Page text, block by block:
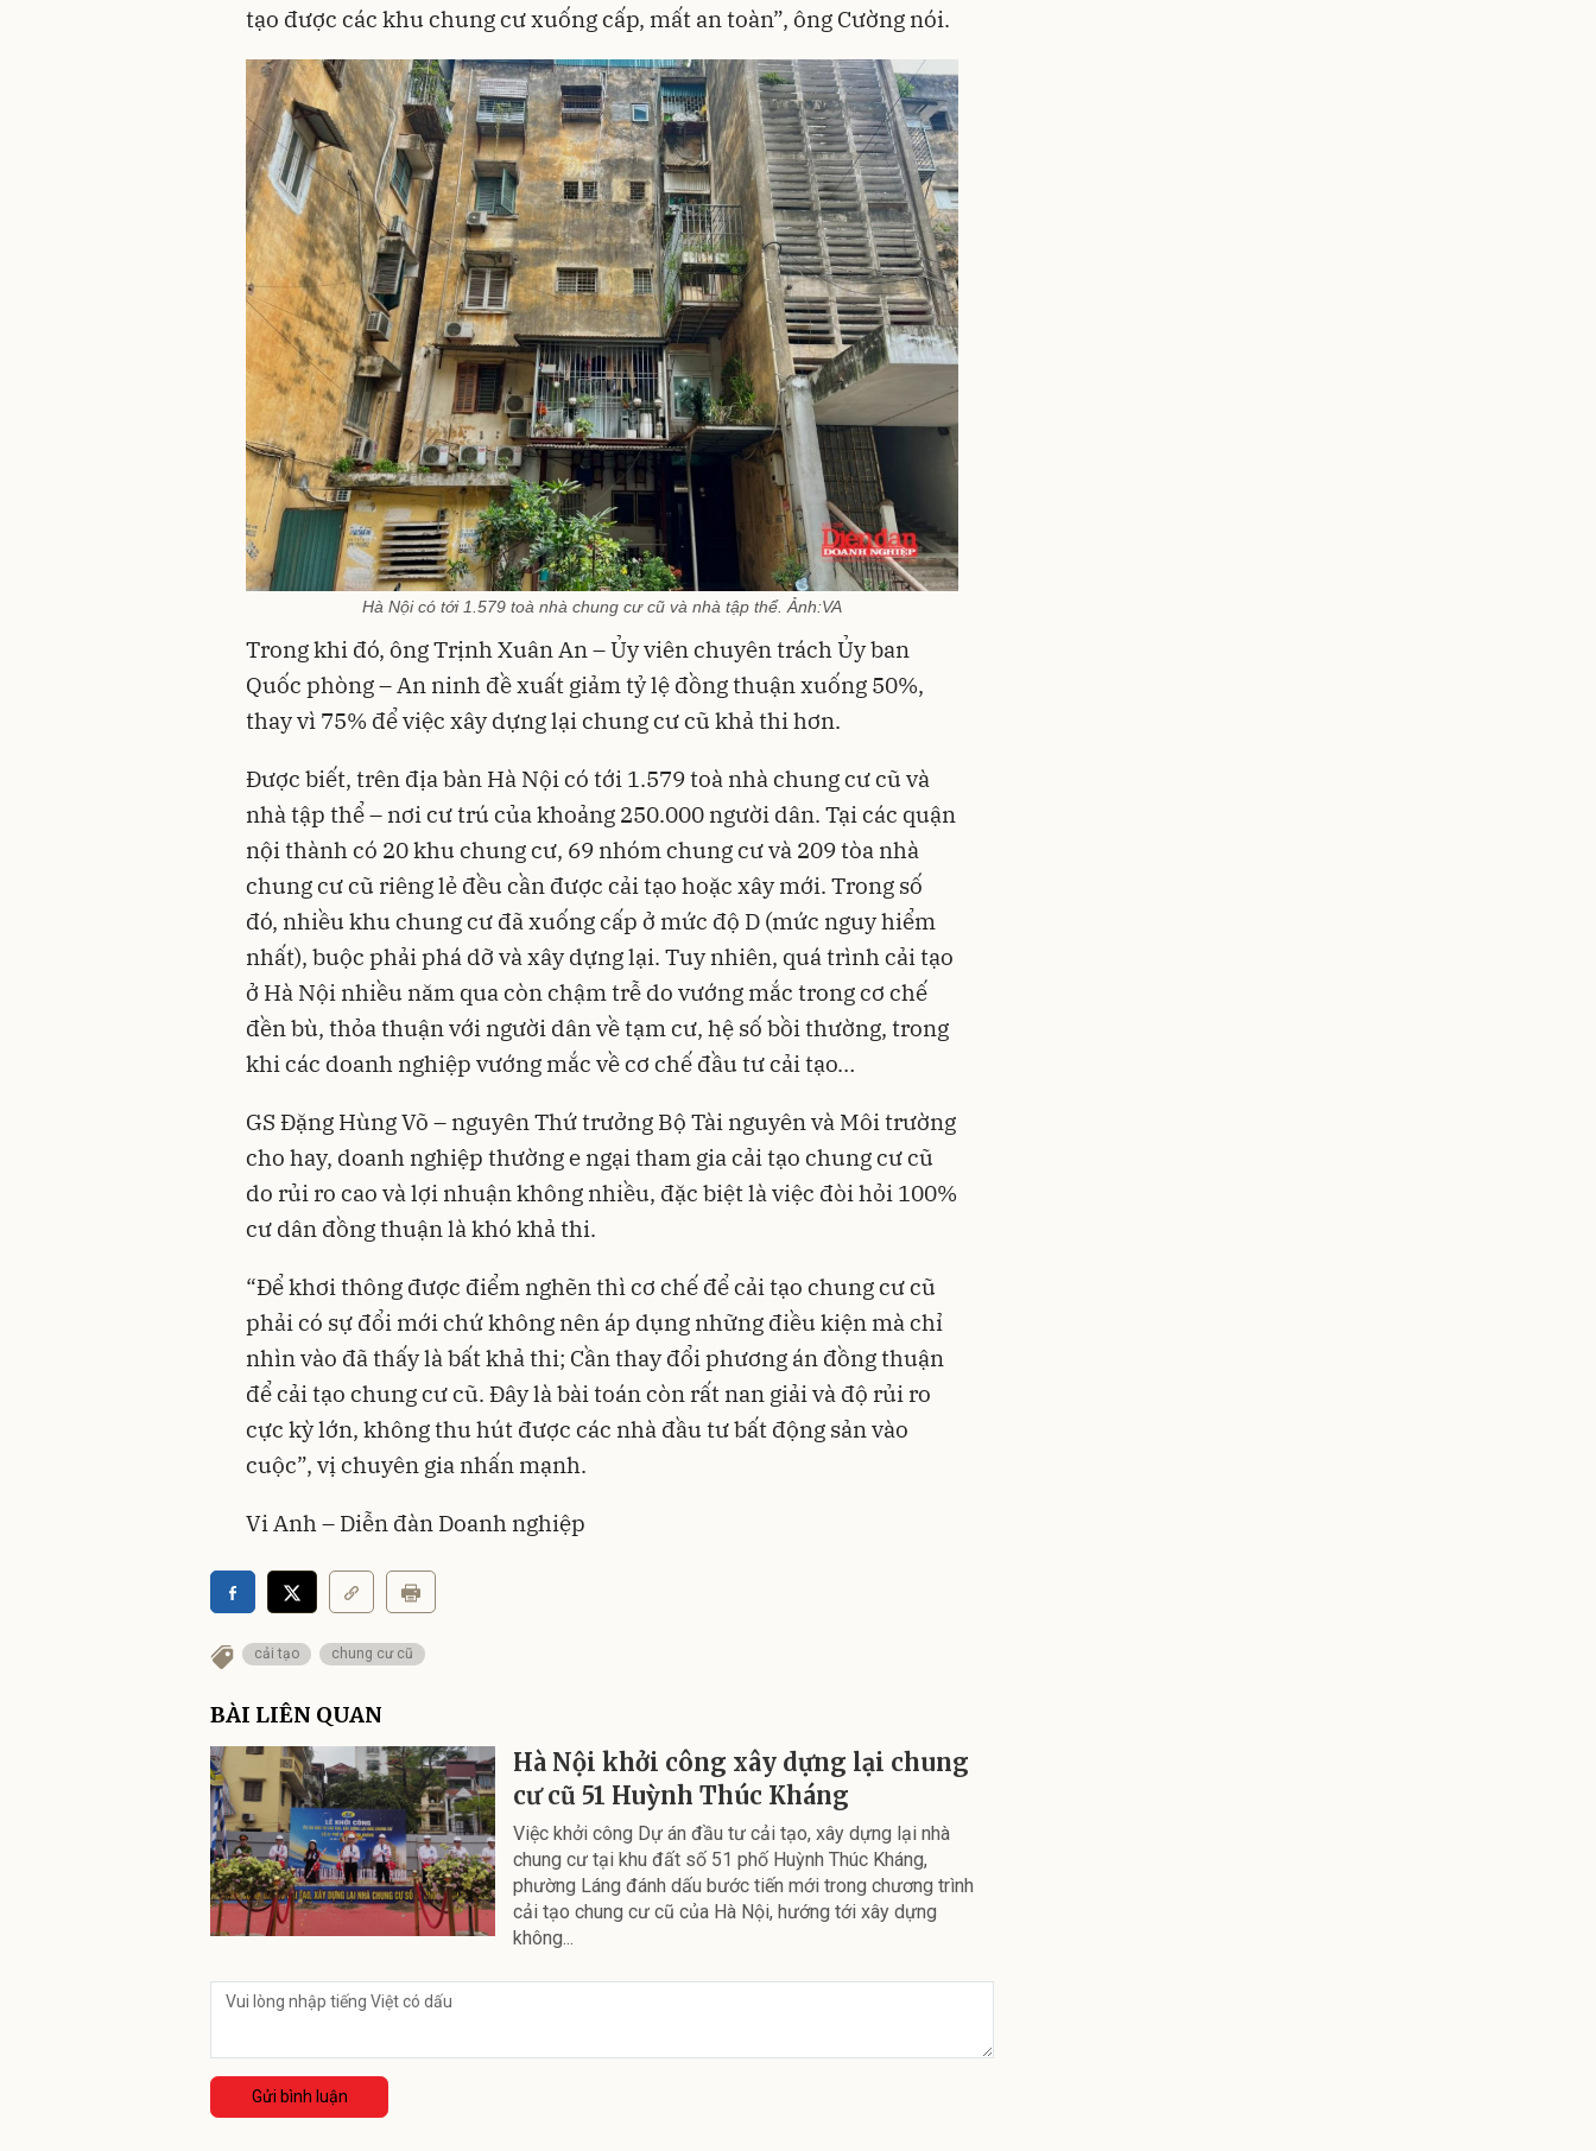
tạo được các khu chung cư xuống cấp, mất an toàn”, ông Cường nói.
Hà Nội có tới 1.579 toà nhà chung cư cũ và nhà tập thể. Ảnh:VA
Trong khi đó, ông Trịnh Xuân An – Ủy viên chuyên trách Ủy ban
Quốc phòng – An ninh đề xuất giảm tỷ lệ đồng thuận xuống 50%,
thay vì 75% để việc xây dựng lại chung cư cũ khả thi hơn.
Được biết, trên địa bàn Hà Nội có tới 1.579 toà nhà chung cư cũ và
nhà tập thể – nơi cư trú của khoảng 250.000 người dân. Tại các quận
nội thành có 20 khu chung cư, 69 nhóm chung cư và 209 tòa nhà
chung cư cũ riêng lẻ đều cần được cải tạo hoặc xây mới. Trong số
đó, nhiều khu chung cư đã xuống cấp ở mức độ D (mức nguy hiểm
nhất), buộc phải phá dỡ và xây dựng lại. Tuy nhiên, quá trình cải tạo
ở Hà Nội nhiều năm qua còn chậm trễ do vướng mắc trong cơ chế
đền bù, thỏa thuận với người dân về tạm cư, hệ số bồi thường, trong
khi các doanh nghiệp vướng mắc về cơ chế đầu tư cải tạo…
GS Đặng Hùng Võ – nguyên Thứ trưởng Bộ Tài nguyên và Môi trường
cho hay, doanh nghiệp thường e ngại tham gia cải tạo chung cư cũ
do rủi ro cao và lợi nhuận không nhiều, đặc biệt là việc đòi hỏi 100%
cư dân đồng thuận là khó khả thi.
“Để khơi thông được điểm nghẽn thì cơ chế để cải tạo chung cư cũ
phải có sự đổi mới chứ không nên áp dụng những điều kiện mà chỉ
nhìn vào đã thấy là bất khả thi; Cần thay đổi phương án đồng thuận
để cải tạo chung cư cũ. Đây là bài toán còn rất nan giải và độ rủi ro
cực kỳ lớn, không thu hút được các nhà đầu tư bất động sản vào
cuộc”, vị chuyên gia nhấn mạnh.
Vi Anh – Diễn đàn Doanh nghiệp
cải tạo chung cư cũ
BÀI LIÊN QUAN
Hà Nội khởi công xây dựng lại chung
cư cũ 51 Huỳnh Thúc Kháng
Việc khởi công Dự án đầu tư cải tạo, xây dựng lại nhà
chung cư tại khu đất số 51 phố Huỳnh Thúc Kháng,
phường Láng đánh dấu bước tiến mới trong chương trình
cải tạo chung cư cũ của Hà Nội, hướng tới xây dựng
không...
Gửi bình luận